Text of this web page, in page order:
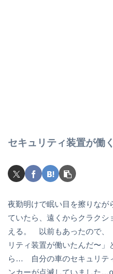
セキュリティ装置が働く
夜勤明けで眠い目を擦りなが
ていたら、遠くからクラクシ
える。 以前もあったので、
リティ装置が働いたんだ〜」
ら… 自分の車のセキュリテ
ンカーが点滅していました